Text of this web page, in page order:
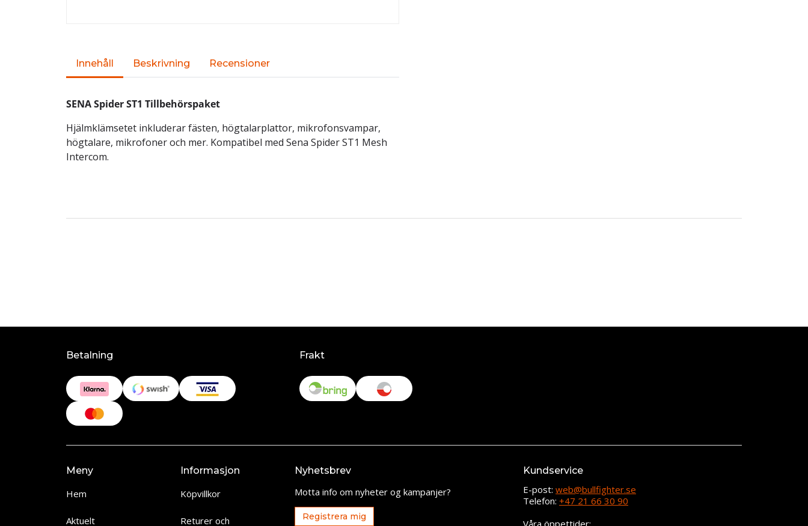
Innehåll Beskrivning Recensioner
SENA Spider ST1 Tillbehörspaket
Hjälmklämsetet inkluderar fästen, högtalarplattor, mikrofonsvampar,
högtalare, mikrofoner och mer. Kompatibel med Sena Spider ST1 Mesh
Intercom.
Betalning Frakt
Meny
Hem
Aktuelt
Informasjon
Köpvillkor
Returer och
Nyhetsbrev
Motta info om nyheter og kampanjer?
Registrera mig
Kundservice
E-post: web@bullfighter.se
Telefon: +47 21 66 30 90